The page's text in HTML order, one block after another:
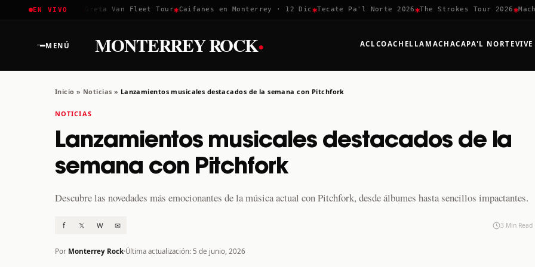
EN VIVO
Coachella 2026 Greta Van Fleet Tour✱Caifanes en Monterrey · 12 Dic ✱Tecate Pa'l Norte 2026✱The Strokes Tour 2026✱
MENÚ MONTERREY ROCK· ACLCOACHELLA MACHACAPA'L NORTE
Inicio » Noticias » Lanzamientos musicales destacados de la semana con Pitchfork
NOTICIAS
Lanzamientos musicales destacados de la
semana con Pitchfork
Descubre las novedades más emocionantes de la música actual con Pitchfork, desde álbumes hasta sencillos impactantes.
f 𝕏 W ✉ 3 Min Read
Por Monterrey Rock Última actualización: 5 de junio, 2026